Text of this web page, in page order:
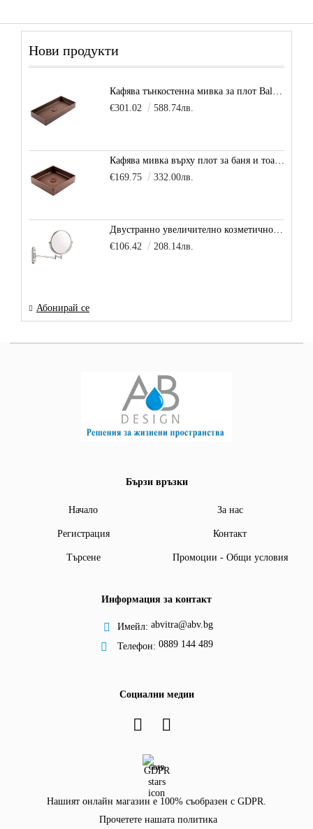
Нови продукти
Кафява тънкостенна мивка за плот Balance, цвят - карамел
€301.02
588.74лв.
Кафява мивка върху плот за баня и тоалетна Decente, цвят - карамел
€169.75
332.00лв.
Двустранно увеличително козметично огледало за баня Vitra Arkitekt
€106.42
208.14лв.
Абонирай се
Бързи връзки
Начало За нас
Регистрация Контакт
Търсене Промоции - Общи условия
Информация за контакт
Имейл: abvitra@abv.bg
Телефон: 0889 144 489
Социални медии
GDPR
Нашият онлайн магазин е 100% съобразен с GDPR.
Прочетете нашата политика